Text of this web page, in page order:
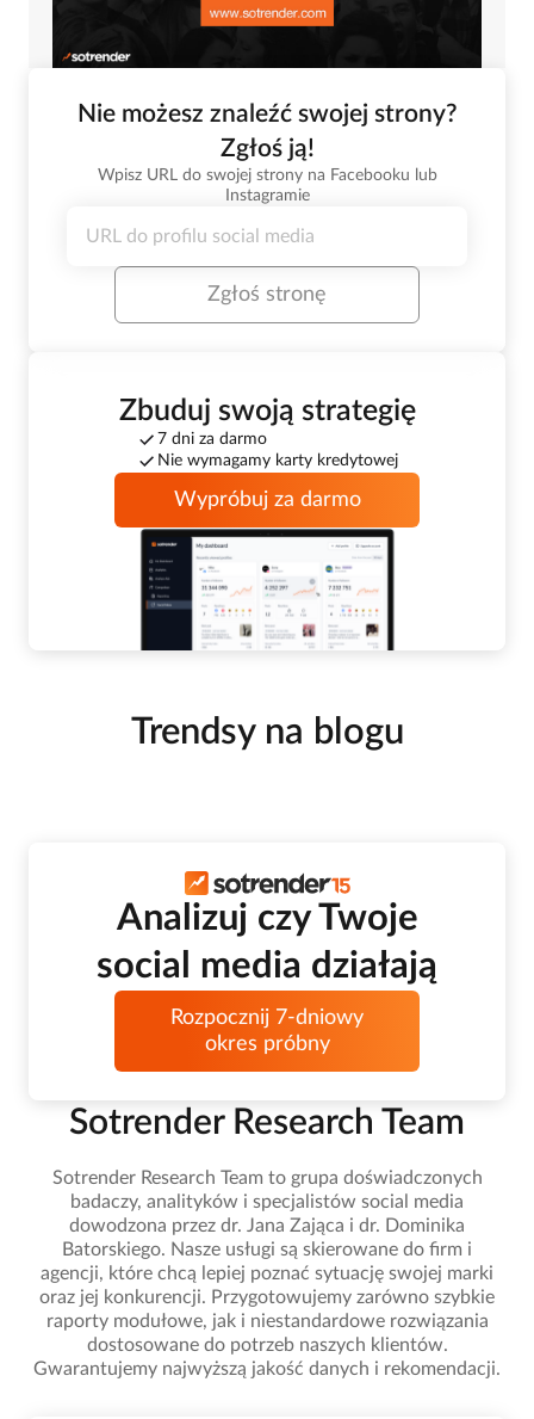
Nie możesz znaleźć swojej strony?
Zgłoś ją!
Wpisz URL do swojej strony na Facebooku lub
Instagramie
Zgłoś stronę
Zbuduj swoją strategię
7 dni za darmo
Nie wymagamy karty kredytowej
Wypróbuj za darmo
Trendsy na blogu
Analizuj czy Twoje
social media działają
Rozpocznij 7-dniowy
okres próbny
Sotrender Research Team
Sotrender Research Team to grupa doświadczonych
badaczy, analityków i specjalistów social media
dowodzona przez dr. Jana Zająca i dr. Dominika
Batorskiego. Nasze usługi są skierowane do firm i
agencji, które chcą lepiej poznać sytuację swojej marki
oraz jej konkurencji. Przygotowujemy zarówno szybkie
raporty modułowe, jak i niestandardowe rozwiązania
dostosowane do potrzeb naszych klientów.
Gwarantujemy najwyższą jakość danych i rekomendacji.